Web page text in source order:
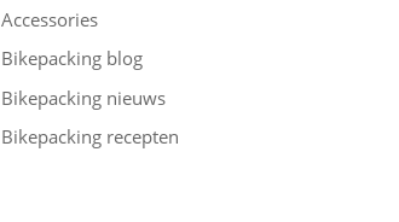
Accessories
Bikepacking blog
Bikepacking nieuws
Bikepacking recepten